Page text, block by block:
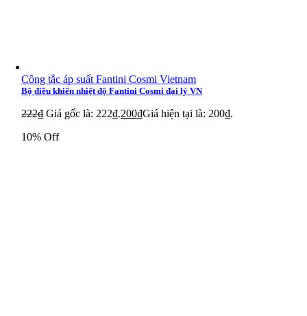
Công tắc áp suất Fantini Cosmi Vietnam
Bộ điều khiển nhiệt độ Fantini Cosmi đại lý VN
222₫ Giá gốc là: 222₫.200₫Giá hiện tại là: 200₫.
10% Off